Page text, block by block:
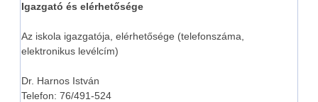
Tehetségpont
Közérdekű
adatok
Tanárjelölteknek
Igazgató és elérhetősége
Az iskola igazgatója, elérhetősége (telefonszáma,
elektronikus levélcím)
Dr. Harnos István
Telefon: 76/491-524